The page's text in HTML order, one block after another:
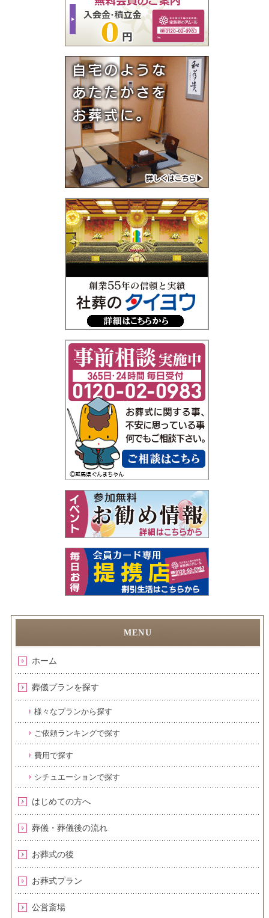
ホーム
葬儀プランを探す
様々なプランから探す
ご依頼ランキングで探す
費用で探す
シチュエーションで探す
はじめての方へ
葬儀・葬儀後の流れ
お葬式の後
お葬式プラン
公営斎場